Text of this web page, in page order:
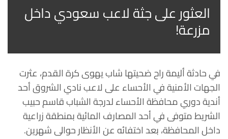
العثور على جثة لاعب سعودي داخل
مزرعة!
في حادثة أليمة راح ضحيتها شاب يهوى كرة القدم، عثرت
الجهات الأمنية في الأحساء على لاعب نادي الشروق أحد
أندية دوري محافظة الأحساء لدرجة الشباب قاسم حبيب
الشريط متوفى في أحد المصارف المائية بمنطقة زراعية
داخل المحافظة، بعد اختفائه عن الأنظار حوالى شهرين.